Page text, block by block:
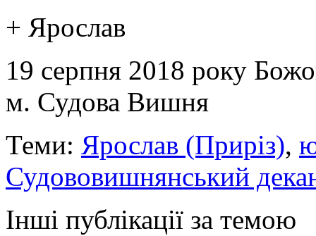
+ Ярослав
19 серпня 2018 року
м. Судова Вишня
Теми: Ярослав (Приріз),
Судововишнянський
Інші публікації за темою